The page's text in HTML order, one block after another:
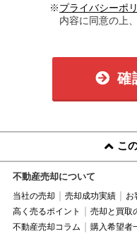
※プライバシーポ
内容に同意の上
確
こ
不動産売却について
当社の売却 売却成功実績 お
高く売るポイント
売却と買取
不動産売却コラム
購入希望者